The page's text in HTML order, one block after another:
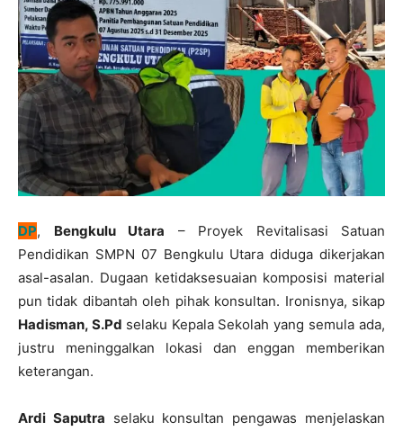
DP, Bengkulu Utara – Proyek Revitalisasi Satuan
Pendidikan SMPN 07 Bengkulu Utara diduga dikerjakan
asal-asalan. Dugaan ketidaksesuaian komposisi material
pun tidak dibantah oleh pihak konsultan. Ironisnya, sikap
Hadisman, S.Pd selaku Kepala Sekolah yang semula ada,
justru meninggalkan lokasi dan enggan memberikan
keterangan.
Ardi Saputra selaku konsultan pengawas menjelaskan